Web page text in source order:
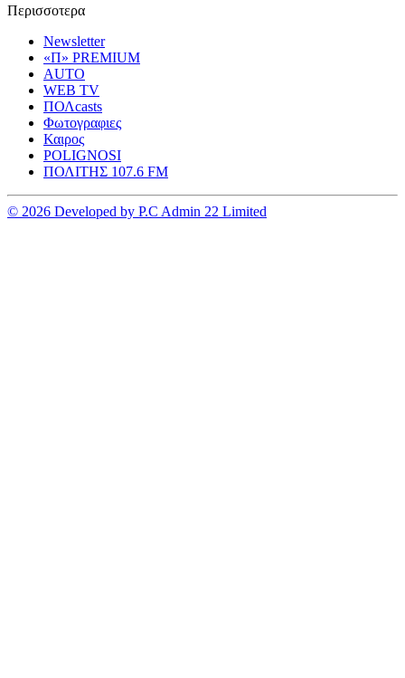
Περισσοτερα
Newsletter
«Π» PREMIUM
AUTO
WEB TV
ΠΟΛcasts
Φωτογραφιες
Καιρος
POLIGNOSI
ΠΟΛΙΤΗΣ 107.6 FM
© 2026 Developed by P.C Admin 22 Limited